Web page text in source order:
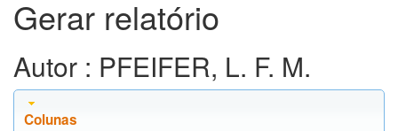
Gerar relatório
Autor : PFEIFER, L. F. M.
Colunas